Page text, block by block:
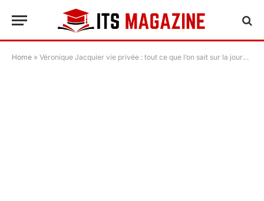
Home » Véronique Jacquier vie privée : tout ce que l’on sait sur la journaliste et sa discrétion